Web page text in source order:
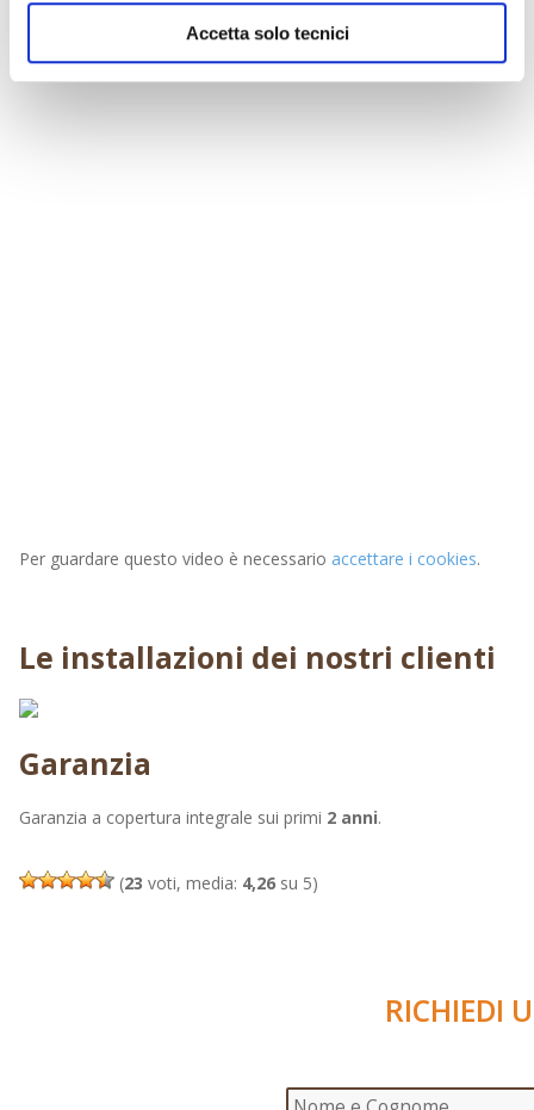
Accetta solo tecnici
Per guardare questo video è necessario accettare i cookies.
Le installazioni dei nostri clienti
Garanzia
Garanzia a copertura integrale sui primi 2 anni.
(23 voti, media: 4,26 su 5)
RICHIEDI